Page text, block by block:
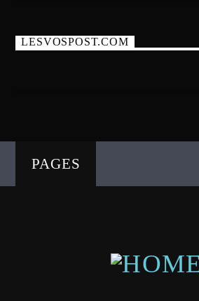
LESVOSPOST.COM
PAGES